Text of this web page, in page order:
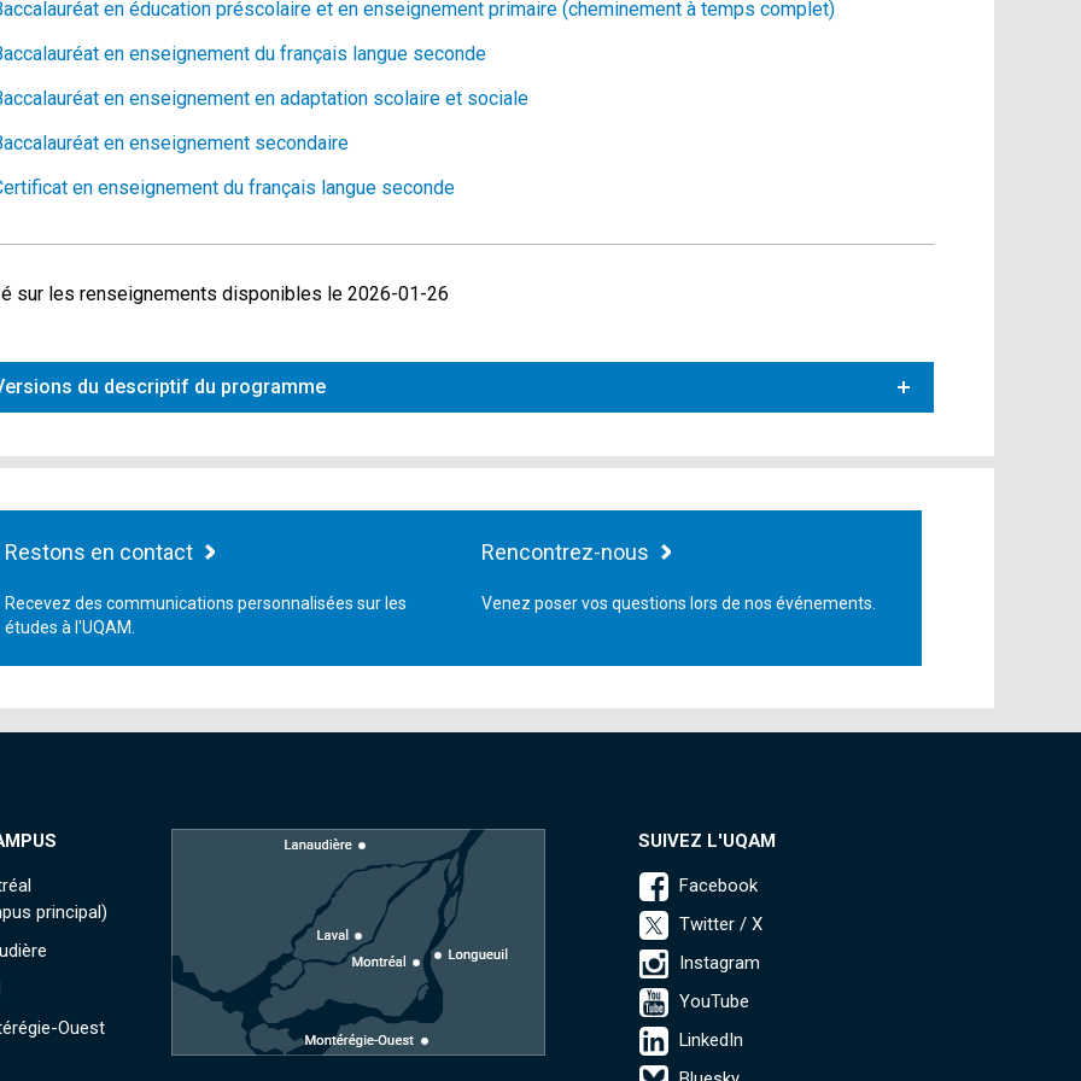
en éducation préscolaire et en enseignement primaire (cheminement à temps complet)
en enseignement du français langue seconde
en enseignement en adaptation scolaire et sociale
en enseignement secondaire
en enseignement du français langue seconde
sur les renseignements disponibles le 2026-01-26
du descriptif du programme
Restons en contact
Recevez des communications personnalisées sur les
études à l'UQAM.
Rencontrez-nous
Venez poser vos questions lors de nos événements.
principal)
Ouest
SUIVEZ L'UQAM
Facebook
Twitter / X
Instagram
YouTube
LinkedIn